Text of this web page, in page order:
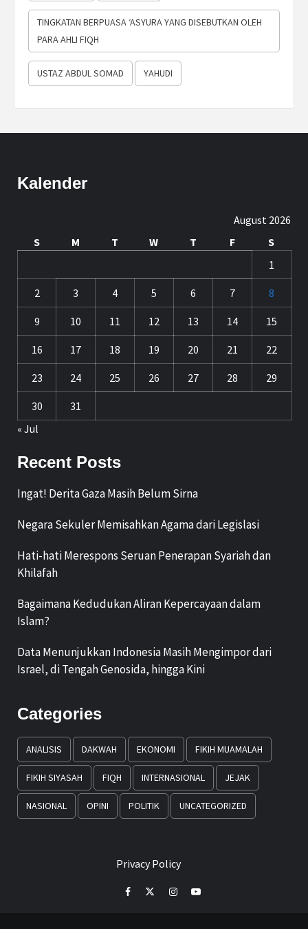
TINGKATAN BERPUASA ‘ASYURA YANG DISEBUTKAN OLEH
PARA AHLI FIQH
USTAZ ABDUL SOMAD YAHUDI
Kalender
August 2026
S
M T W T F
S
1
2 3 4 5 6 7 8
9 10 11 12 13 14 15
16 17 18 19 20 21 22
23 24 25 26 27 28 29
30
31
« Jul
Recent Posts
Ingat! Derita Gaza Masih Belum Sirna
Negara Sekuler Memisahkan Agama dari Legislasi
Hati-hati Merespons Seruan Penerapan Syariah dan
Khilafah
Bagaimana Kedudukan Aliran Kepercayaan dalam
Islam?
Data Menunjukkan Indonesia Masih Mengimpor dari
Israel, di Tengah Genosida, hingga Kini
Categories
ANALISIS DAKWAH EKONOMI FIKIH MUAMALAH
FIKIH SIYASAH FIQH INTERNASIONAL JEJAK
NASIONAL OPINI POLITIK UNCATEGORIZED
Privacy Policy
FacebookTwitterInstagramYoutube